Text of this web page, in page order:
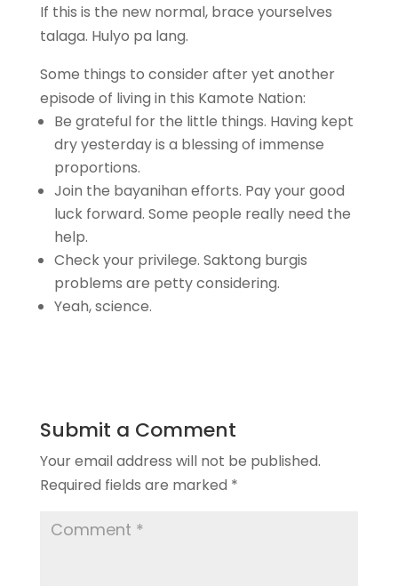
If this is the new normal, brace yourselves
talaga. Hulyo pa lang.
Some things to consider after yet another
episode of living in this Kamote Nation:
Be grateful for the little things. Having kept
dry yesterday is a blessing of immense
proportions.
Join the bayanihan efforts. Pay your good
luck forward. Some people really need the
help.
Check your privilege. Saktong burgis
problems are petty considering.
Yeah, science.
Submit a Comment
Your email address will not be published.
Required fields are marked *